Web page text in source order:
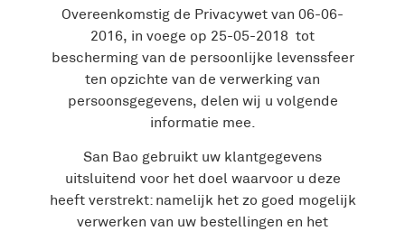
Overeenkomstig de Privacywet van 06-06-
2016, in voege op 25-05-2018 tot
bescherming van de persoonlijke levenssfeer
ten opzichte van de verwerking van
persoonsgegevens, delen wij u volgende
informatie mee.
San Bao gebruikt uw klantgegevens
uitsluitend voor het doel waarvoor u deze
heeft verstrekt: namelijk het zo goed mogelijk
verwerken van uw bestellingen en het